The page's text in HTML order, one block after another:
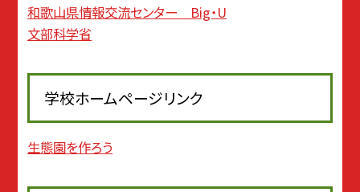
和歌山県情報交流センター Big・U
文部科学省
学校ホームページリンク
生態園を作ろう